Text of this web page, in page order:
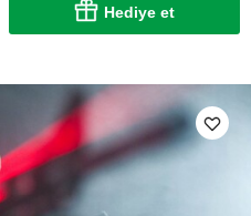
Hediye et